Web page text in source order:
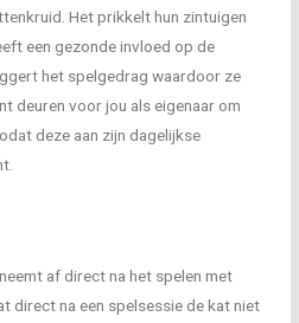
Het prikkelt hun zintuigen
een gezonde invloed op de
het spelgedrag waardoor ze
deuren voor jou als eigenaar om
deze aan zijn dagelijkse
af direct na het spelen met
direct na een spelsessie de kat niet